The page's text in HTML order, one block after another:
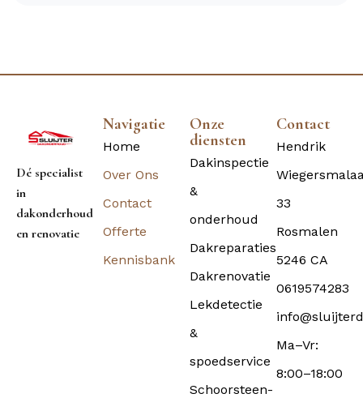
Dé specialist
in
dakonderhoud
en renovatie
Navigatie
Home
Over Ons
Contact
Offerte
Kennisbank
Onze
diensten
Dakinspectie
&
onderhoud
Dakreparaties
Dakrenovatie
Lekdetectie
&
spoedservice
Schoorsteen-
Contact
Hendrik
33
Rosmalen
5246 CA
0619574283
Ma–Vr:
8:00–18:00